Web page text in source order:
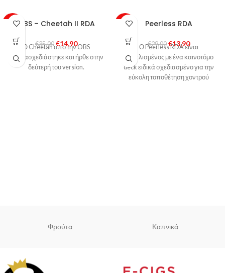
-57%OBS – Cheetah II RDA
€35,00 €14,90
Ο Cheetah από την OBS
επανασχεδιάστηκε και ήρθε στην
δεύτερή του version.
-52% Peerless RDA
€29,00 €13,90
Ο Peerless RDA είναι
εξοπλισμένος με ένα καινοτόμο
deck ειδικά σχεδιασμένο για την
εύκολη τοποθέτηση χοντρού
Φρούτα Καπνικά